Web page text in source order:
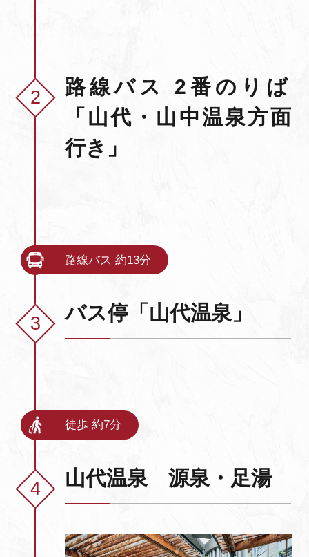
路線バス 2番のりば
「山代・山中温泉方面
行き」
路線バス 約13分
バス停「山代温泉」
徒歩 約7分
山代温泉 源泉・足湯